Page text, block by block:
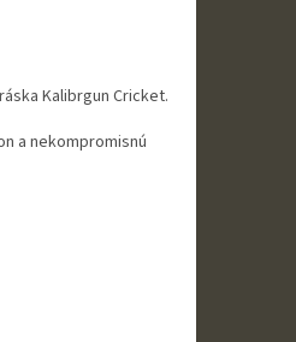
Kalibrgun Cricket.
a nekompromisnú